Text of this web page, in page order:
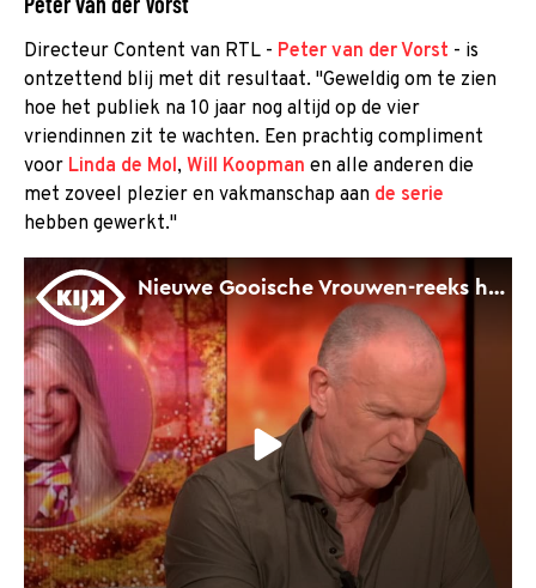
Directeur Content van RTL - Peter van der Vorst - is
ontzettend blij met dit resultaat. "Geweldig om te zien
hoe het publiek na 10 jaar nog altijd op de vier
vriendinnen zit te wachten. Een prachtig compliment
voor Linda de Mol, Will Koopman en alle anderen die
met zoveel plezier en vakmanschap aan de serie
hebben gewerkt."